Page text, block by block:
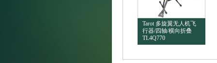
Tarot 多旋翼无人机飞
行器/四轴/横向折叠
TL4Q770